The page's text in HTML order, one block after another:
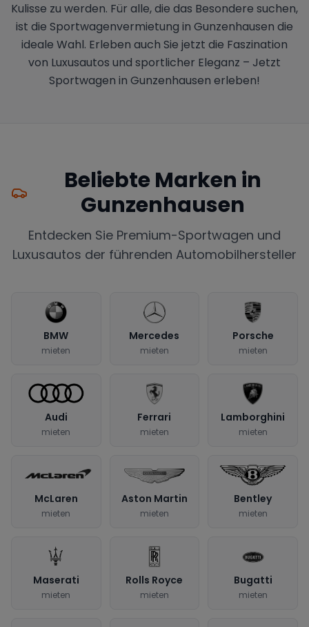
Kulisse zu werden. Für alle, die das Besondere suchen,
ist die Sportwagenvermietung in Gunzenhausen die
ideale Wahl. Erleben auch Sie jetzt die Faszination
von Luxusautos und sportlicher Eleganz – Jetzt
Sportwagen in Gunzenhausen erleben!
Beliebte Marken in
Gunzenhausen
Entdecken Sie Premium-Sportwagen und
Luxusautos der führenden Automobilhersteller
BMW
mieten
Mercedes
mieten
Porsche
mieten
Audi
mieten
Ferrari
mieten
Lamborghini
mieten
McLaren
mieten
Aston Martin
mieten
Bentley
mieten
Maserati
mieten
Rolls Royce
mieten
Bugatti
mieten